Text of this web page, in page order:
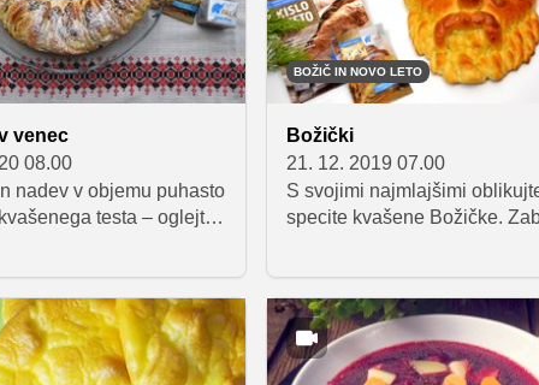
nekaj vaje in potrpljenja, da
na koncu zadovoljni z
tem, kaj vse je treba
peki kruha z drožmi, smo se
ga širša javnost pozna tudi
nazivom Cool fotr.
venec
08.00
nadev v objemu puhasto
testa – oglejte
BOŽIČ IN NOVO LETO
Božički
21. 12. 2019 07.00
S svojimi najmlajšimi
specite kvašene Božičke.